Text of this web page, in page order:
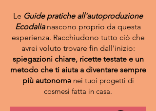
Le Guide pratiche all'autoproduzione
Ecodalianascono proprio da questa
esperienza. Racchiudono tutto ciò che
avrei voluto trovare fin dall'inizio:
spiegazioni chiare, ricette testate e un
metodo che ti aiuta a diventare sempre
più autonomə nei tuoi progetti di
cosmesi fatta in casa.